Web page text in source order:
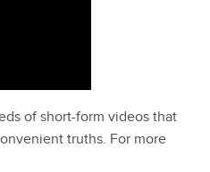
of short-form videos that
truths. For more